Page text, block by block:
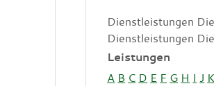
Dienstleistungen
Dienstleistungen
Leistungen
A B C D E F G H I J K